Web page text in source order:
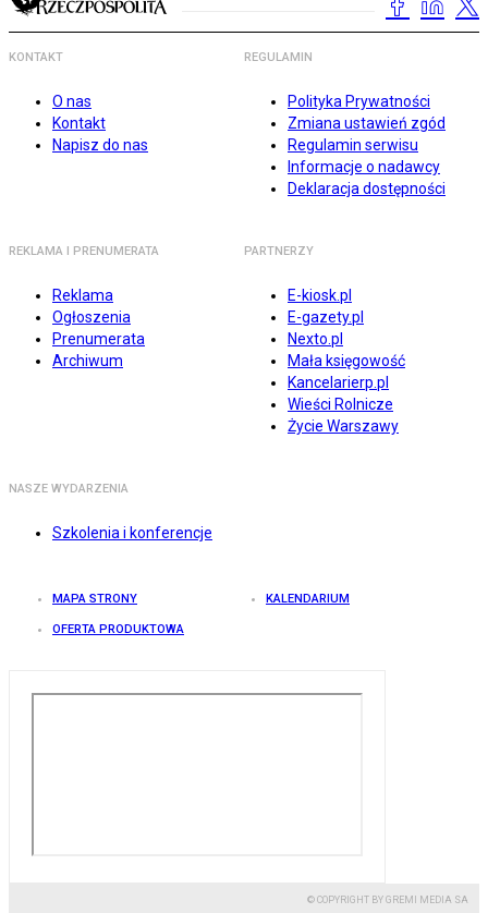
KONTAKT
O nas
Kontakt
Napisz do nas
REGULAMIN
Polityka Prywatności
Zmiana ustawień zgód
Regulamin serwisu
Informacje o nadawcy
Deklaracja dostępności
REKLAMA I PRENUMERATA
Reklama
Ogłoszenia
Prenumerata
Archiwum
PARTNERZY
E-kiosk.pl
E-gazety.pl
Nexto.pl
Mała księgowość
Kancelarierp.pl
Wieści Rolnicze
Życie Warszawy
NASZE WYDARZENIA
Szkolenia i konferencje
MAPA STRONY KALENDARIUM
OFERTA PRODUKTOWA
© COPYRIGHT BY GREMI MEDIA SA